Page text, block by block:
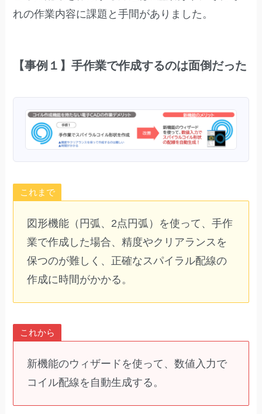
れの作業内容に課題と手間がありました。
【事例１】手作業で作成するのは面倒だった
これまで
図形機能（円弧、2点円弧）を使って、手作
業で作成した場合、精度やクリアランスを
保つのが難しく、正確なスパイラル配線の
作成に時間がかかる。
これから
新機能のウィザードを使って、数値入力で
コイル配線を自動生成する。